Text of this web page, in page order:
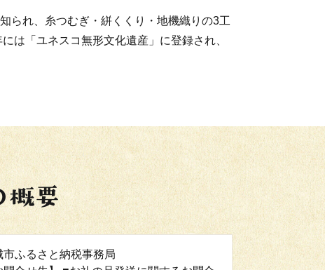
られ、糸つむぎ・絣くくり・地機織りの3工
は「ユネスコ無形文化遺産」に登録され、
市ふるさと納税事務局